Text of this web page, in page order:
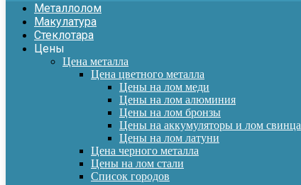
Металлолом
Макулатура
Стеклотара
Цены
Цена металла
Цена цветного металла
Цены на лом меди
Цены на лом алюминия
Цены на лом бронзы
Цены на аккумуляторы и лом свинца
Цены на лом латуни
Цена черного металла
Цены на лом стали
Список городов